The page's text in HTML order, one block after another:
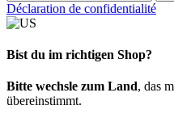
Déclaration de confidentialité
Bist du im richtigen Shop?
Bitte wechsle zum Land, das
übereinstimmt.